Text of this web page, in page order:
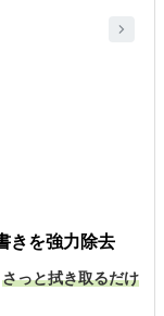
きを強力除去
さっと拭き取るだけ